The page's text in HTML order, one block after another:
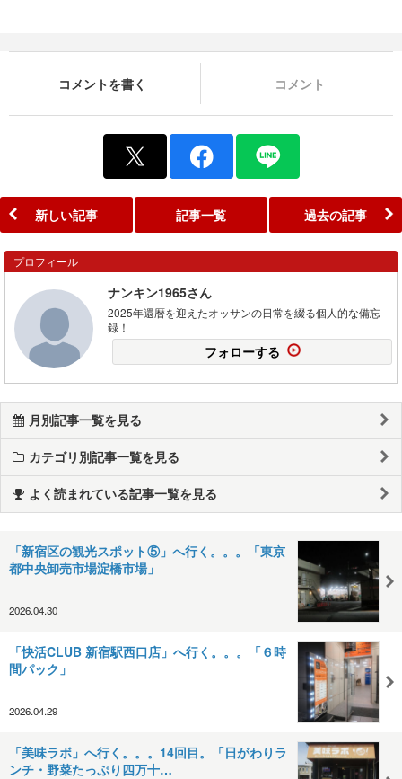
コメントを書く コメント
新しい記事 記事一覧 過去の記事
プロフィール
ナンキン1965さん
2025年還暦を迎えたオッサンの日常を綴る個人的な備忘
録！
フォローする
月別記事一覧を見る
カテゴリ別記事一覧を見る
よく読まれている記事一覧を見る
「新宿区の観光スポット⑤」へ行く。。。「東京
都中央卸売市場淀橋市場」
2026.04.30
「快活CLUB 新宿駅西口店」へ行く。。。「６時
間パック」
2026.04.29
「美味ラボ」へ行く。。。14回目。「日がわりラ
ンチ・野菜たっぷり四万十…